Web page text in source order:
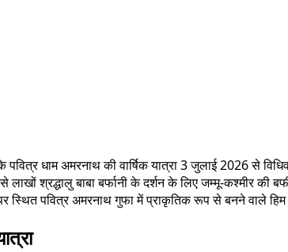
पवित्र धाम अमरनाथ की वार्षिक यात्रा 3 जुलाई 2026 से
श्रद्धालु बाबा बर्फानी के दर्शन के लिए जम्मू-कश्मीर की
पवित्र अमरनाथ गुफा में प्राकृतिक रूप से बनने वाले हिम